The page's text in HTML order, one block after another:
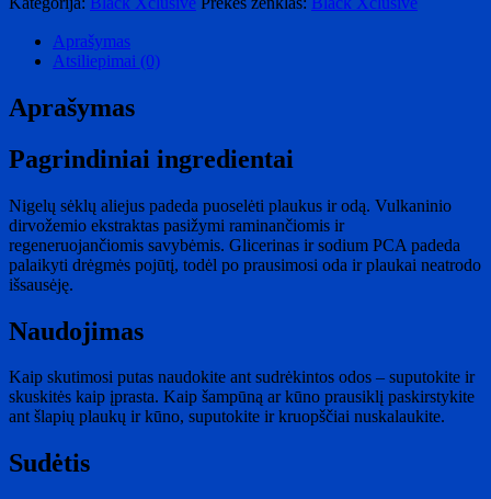
Xclusive
Shampoo
Aprašymas
Atsiliepimai (0)
Aprašymas
Pagrindiniai ingredientai
Nigelų sėklų aliejus padeda puoselėti plaukus ir odą. Vulkaninio
dirvožemio ekstraktas pasižymi raminančiomis ir
regeneruojančiomis savybėmis. Glicerinas ir sodium PCA padeda
palaikyti drėgmės pojūtį, todėl po prausimosi oda ir plaukai neatrodo
išsausėję.
Naudojimas
Kaip skutimosi putas naudokite ant sudrėkintos odos – suputokite ir
skuskitės kaip įprasta. Kaip šampūną ar kūno prausiklį paskirstykite
ant šlapių plaukų ir kūno, suputokite ir kruopščiai nuskalaukite.
Sudėtis